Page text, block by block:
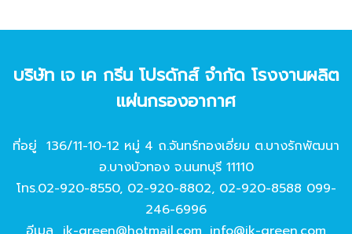
บริษัท เจ เค กรีน โปรดักส์ จํากัด โรงงานผลิต
แผ่นกรองอากาศ
ที่อยู่ 136/11-10-12 หมู่ 4 ถ.จันทร์ทองเอี่ยม ต.บางรักพัฒนา
อ.บางบัวทอง จ.นนทบุรี 11110
โทร.02-920-8550, 02-920-8802, 02-920-8588 099-
246-6996